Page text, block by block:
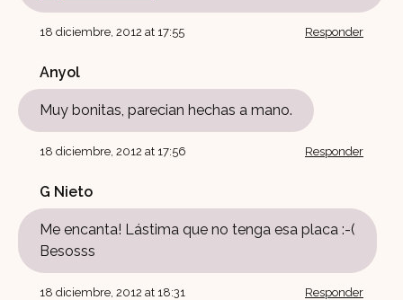
18 diciembre, 2012 at 17:55 Responder
Anyol
Muy bonitas, parecian hechas a mano.
18 diciembre, 2012 at 17:56 Responder
G Nieto
Me encanta! Lástima que no tenga esa placa :-(
Besosss
18 diciembre, 2012 at 18:31 Responder